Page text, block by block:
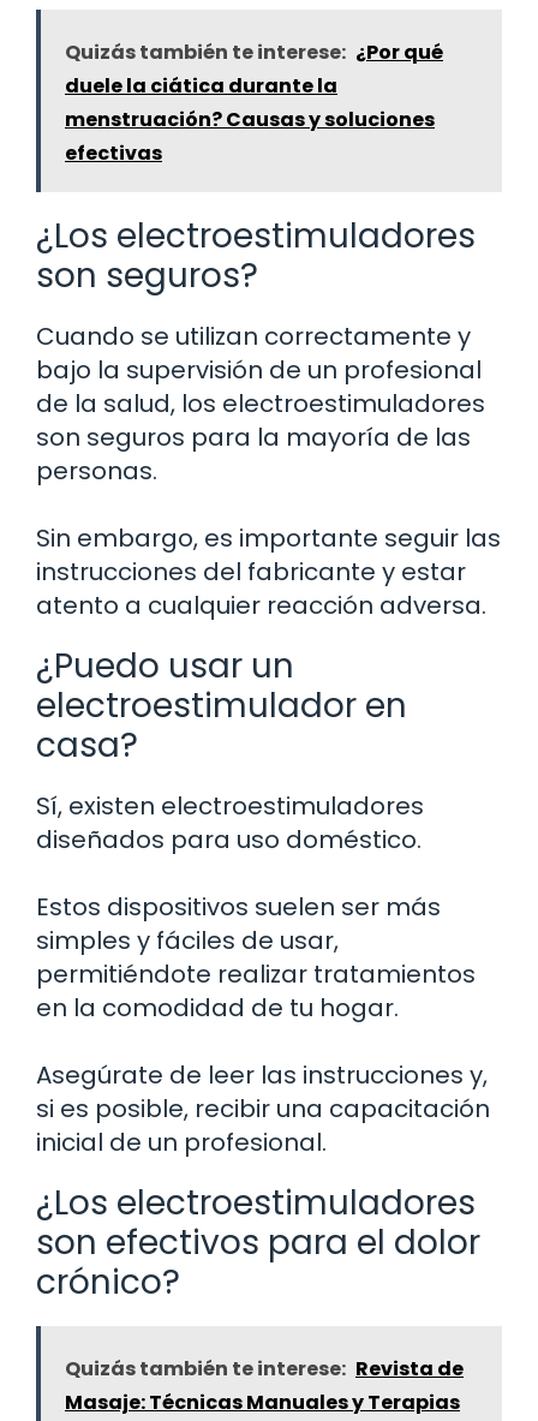
Quizás también te interese: ¿Por qué
duele la ciática durante la
menstruación? Causas y soluciones
efectivas
¿Los electroestimuladores
son seguros?
Cuando se utilizan correctamente y
bajo la supervisión de un profesional
de la salud, los electroestimuladores
son seguros para la mayoría de las
personas.
Sin embargo, es importante seguir las
instrucciones del fabricante y estar
atento a cualquier reacción adversa.
¿Puedo usar un
electroestimulador en
casa?
Sí, existen electroestimuladores
diseñados para uso doméstico.
Estos dispositivos suelen ser más
simples y fáciles de usar,
permitiéndote realizar tratamientos
en la comodidad de tu hogar.
Asegúrate de leer las instrucciones y,
si es posible, recibir una capacitación
inicial de un profesional.
¿Los electroestimuladores
son efectivos para el dolor
crónico?
Quizás también te interese: Revista de
Masaje: Técnicas Manuales y Terapias